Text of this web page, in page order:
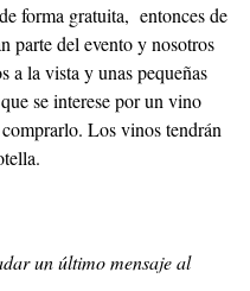
forma gratuita, entonces de
parte del evento y nosotros
a la vista y unas pequeñas
se interese por un vino
Los vinos tendrán
un último mensaje al